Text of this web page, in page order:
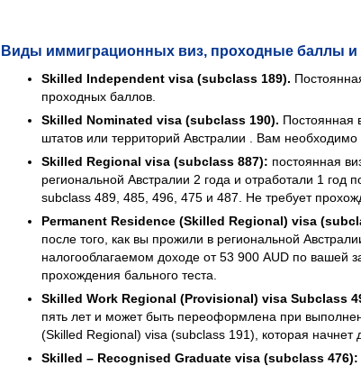
Виды иммиграционных виз, проходные баллы и
Skilled Independent visa (subclass 189).
проходных баллов.
Skilled Nominated visa (subclass 190). Постоянная
штатов или территорий Австралии . Вам
Skilled Regional visa (subclass 887): постоянная
региональной Австралии 2 года и отработали 1
subclass 489, 485, 496, 475 и 487. Не требует
Permanent Residence (Skilled Regional) visa
после того, как вы прожили в региональной
налогооблагаемом доходе от 53 900 AUD по вашей
прохождения бального теста.
Skilled Work Regional (Provisional) visa Subclass
пять лет и может быть переоформлена при
(Skilled Regional) visa (subclass 191), которая начнет
Skilled – Recognised Graduate visa (subclass 476):